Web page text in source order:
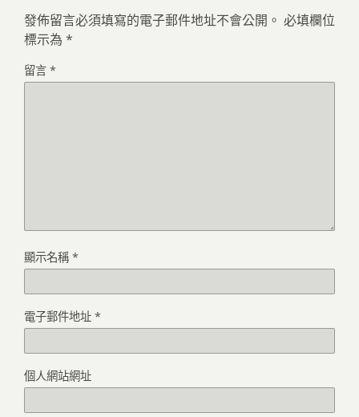
發佈留言必須填寫的電子郵件地址不會公開。 必填欄位
標示為 *
留言 *
顯示名稱 *
電子郵件地址 *
個人網站網址